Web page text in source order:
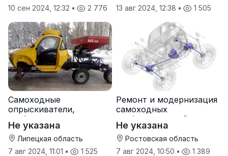
10 сен 2024, 12:32 • 2 776
13 авг 2024, 12:38 • 1 505
Самоходные
опрыскиватели,
разбрасыватели,
ремонт, модернизация,
увеличение
грузоподъемности
Не указана
Липецкая область
7 авг 2024, 11:01 • 1 525
Ремонт и модернизация
самоходных
разбрасывателей,
опрыскивателей
Не указана
Ростовская область
7 авг 2024, 10:50 • 1 389